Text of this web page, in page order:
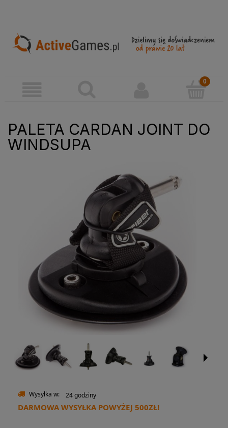
PALETA CARDAN JOINT DO
WINDSUPA
Wysyłka w: 24 godziny
DARMOWA WYSYŁKA POWYŻEJ 500ZŁ!